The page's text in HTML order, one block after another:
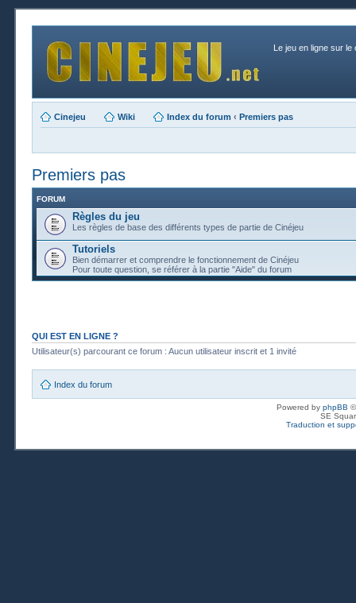
Le jeu en ligne sur le
Cinejeu Wiki Index du forum ‹ Premiers pas
Premiers pas
FORUM
Règles du jeu
Les règles de base des différents types de partie de Cinéjeu
Tutoriels
Bien démarrer et comprendre le fonctionnement de Cinéjeu
Pour toute question, se référer à la partie "Aide" du forum
QUI EST EN LIGNE ?
Utilisateur(s) parcourant ce forum : Aucun utilisateur inscrit et 1 invité
Index du forum
Powered by phpBB
SE
Traduction et